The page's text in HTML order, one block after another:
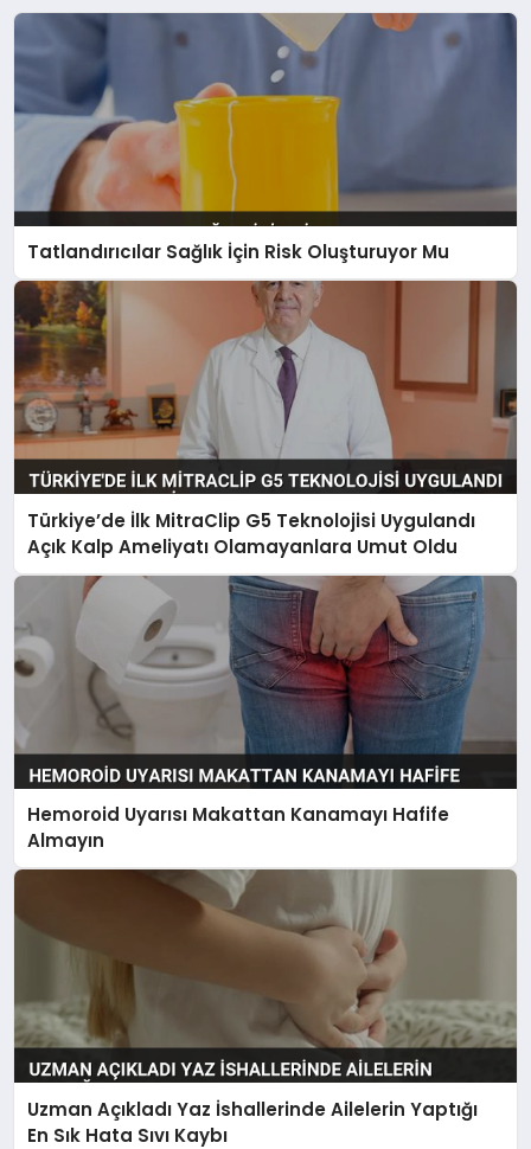
Tatlandırıcılar Sağlık İçin Risk Oluşturuyor Mu
Türkiye’de İlk MitraClip G5 Teknolojisi Uygulandı
Açık Kalp Ameliyatı Olamayanlara Umut Oldu
Hemoroid Uyarısı Makattan Kanamayı Hafife
Almayın
Uzman Açıkladı Yaz İshallerinde Ailelerin Yaptığı
En Sık Hata Sıvı Kaybı